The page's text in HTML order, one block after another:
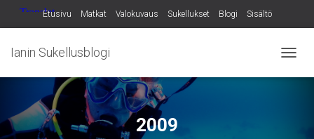
Etusivu Matkat Valokuvaus Sukellukset Blogi Sisältö
Ianin Sukellusblogi
2009